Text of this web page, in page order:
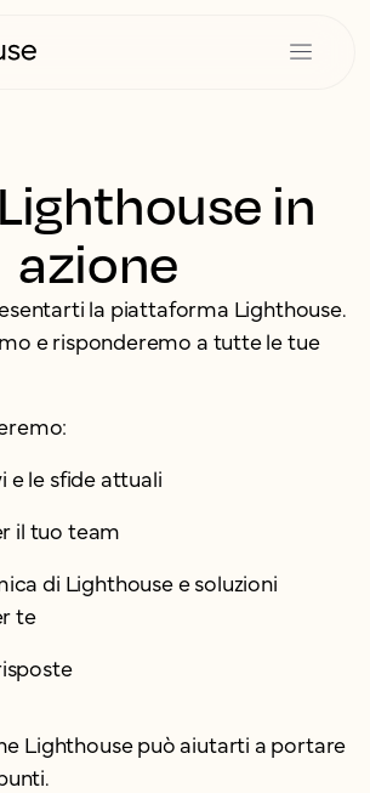
in
azione
la piattaforma Lighthouse.
e risponderemo a tutte le tue
e le sfide attuali
il tuo team
di Lighthouse e soluzioni
te
Lighthouse può aiutarti a portare